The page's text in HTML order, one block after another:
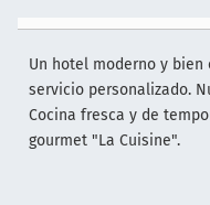
Un hotel moderno y bien
servicio personalizado.
Cocina fresca y de
gourmet "La Cuisine".